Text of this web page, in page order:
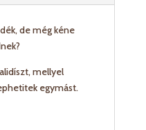
de még kéne
mellyel
egymást.